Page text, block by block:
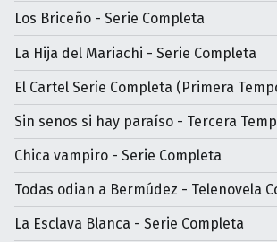
Los Briceño - Serie Completa
La Hija del Mariachi - Serie Completa
El Cartel Serie Completa (Primera
Sin senos si hay paraíso - Tercera
Chica vampiro - Serie Completa
Todas odian a Bermúdez - Telenovela
La Esclava Blanca - Serie Completa